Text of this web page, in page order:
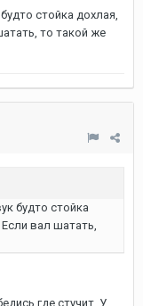
стойка дохлая,
то такой же
будто стойка
вал шатать,
где стучит. У